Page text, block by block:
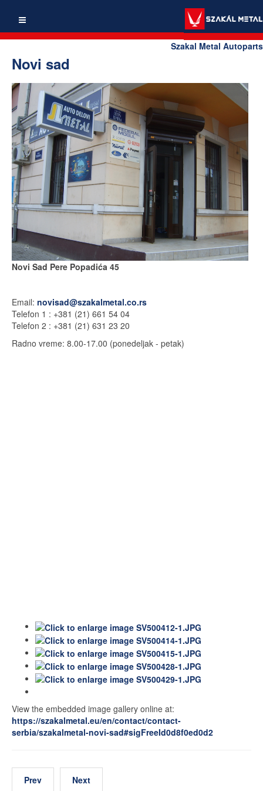
Szakal Metal Autoparts
Novi sad
Novi Sad Pere Popadića 45
Email: novisad@szakalmetal.co.rs
Telefon 1 : +381 (21) 661 54 04
Telefon 2 : +381 (21) 631 23 20
Radno vreme: 8.00-17.00 (ponedeljak - petak)
View the embedded image gallery online at:
https://szakalmetal.eu/en/contact/contact-
serbia/szakalmetal-novi-sad#sigFreeId0d8f0ed0d2
Prev Next